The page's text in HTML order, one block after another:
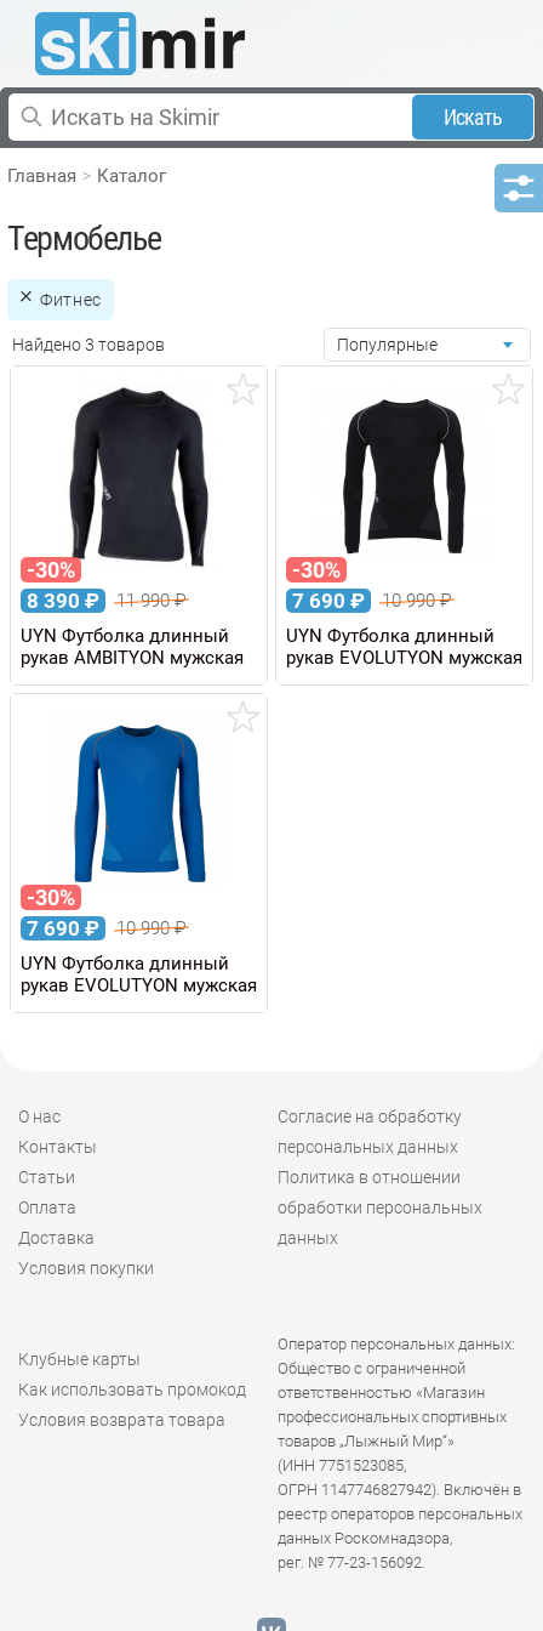
Искать
Главная Каталог
Термобелье
Фитнес
Найдено 3 товаров Популярные
-30%
8 390 ₽ 11 990₽
UYN Футболка длинный
рукав AMBITYON мужская
-30%
7 690 ₽ 10 990₽
UYN Футболка длинный
рукав EVOLUTYON мужская
-30%
7 690 ₽ 10 990₽
UYN Футболка длинный
рукав EVOLUTYON мужская
О нас
Контакты
Статьи
Оплата
Доставка
Условия покупки
Согласие на обработку
персональных данных
Политика в отношении
обработки персональных
данных
Клубные карты
Как использовать промокод
Условия возврата товара
Оператор персональных данных:
Общество с ограниченной
ответственностью «Магазин
профессиональных спортивных
товаров „Лыжный Мир“»
(ИНН 7751523085,
ОГРН 1147746827942). Включён в
реестр операторов персональных
данных Роскомнадзора,
рег. № 77-23-156092.